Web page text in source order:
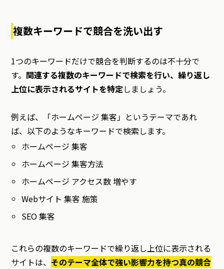
複数キーワードで競合を洗い出す
1つのキーワードだけで競合を判断するのは不十分で
す。 関連する複数のキーワードで検索を行い、繰り返し
上位に表示されるサイトを特定しましょう。
例えば、「ホームページ 集客」というテーマであれ
ば、以下のようなキーワードで検索します。
ホームページ 集客
ホームページ 集客方法
ホームページ アクセス数 増やす
Webサイト 集客 施策
SEO 集客
これらの複数のキーワードで繰り返し上位に表示される
サイトは、 そのテーマ全体で強い影響力を持つ真の競合